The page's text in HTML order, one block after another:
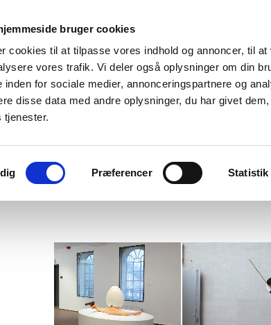
bruger cookies
cookies til at tilpasse vores indhold og annoncer, til
vores trafik. Vi deler også oplysninger om din
inden for sociale medier, annonceringspartnere og
disse data med andre oplysninger, du har givet
tjenester.
Præferencer Statistik
main works cv discourse about